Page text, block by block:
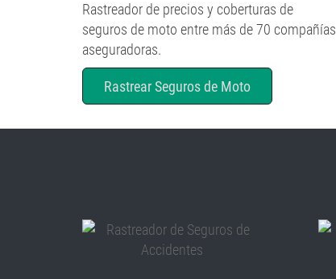
Rastreador de precios y coberturas de
seguros de moto entre más de 70 compañías
aseguradoras.
Rastrear Seguros de Moto